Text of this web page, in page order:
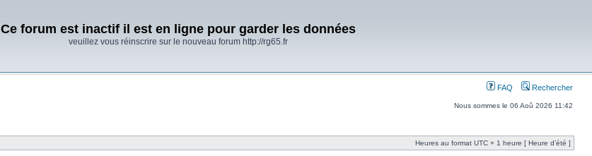
Ce forum est inactif il est en ligne pour garder les données
veuillez vous réinscrire sur le nouveau forum http://rg65.fr
FAQ Rechercher
Nous sommes le 06 Aoû 2026 11:42
Heures au format UTC + 1 heure [ Heure d’été ]